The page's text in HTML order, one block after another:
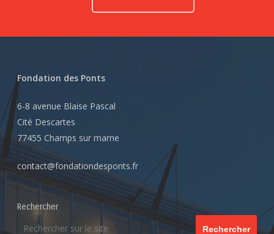
Fondation des Ponts
6-8 avenue Blaise Pascal
Cité Descartes
77455 Champs sur marne
contact@fondationdesponts.fr
Rechercher
Rechercher